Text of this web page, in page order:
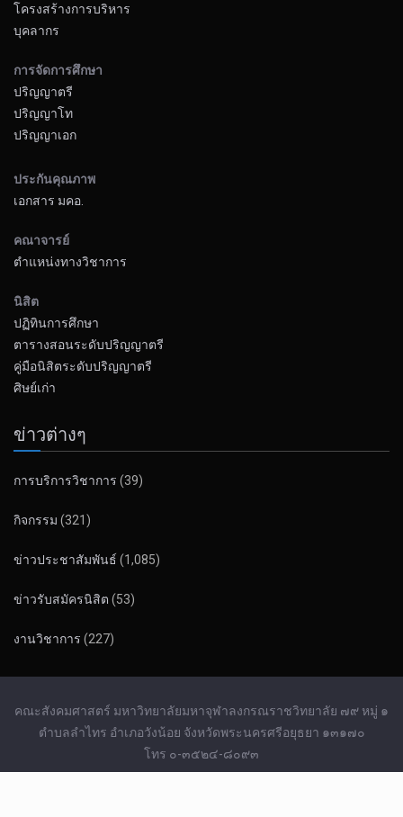
โครงสร้างการบริหาร
บุคลากร
การจัดการศึกษา
ปริญญาตรี
ปริญญาโท
ปริญญาเอก
ประกันคุณภาพ
เอกสาร มคอ.
คณาจารย์
ตำแหน่งทางวิชาการ
นิสิต
ปฏิทินการศึกษา
ตารางสอนระดับปริญญาตรี
คู่มือนิสิตระดับปริญญาตรี
ศิษย์เก่า
ข่าวต่างๆ
การบริการวิชาการ (39)
กิจกรรม (321)
ข่าวประชาสัมพันธ์ (1,085)
ข่าวรับสมัครนิสิต (53)
งานวิชาการ (227)
คณะสังคมศาสตร์ มหาวิทยาลัยมหาจุฬาลงกรณราชวิทยาลัย ๗๙ หมู่ ๑
ตำบลลำไทร อำเภอวังน้อย จังหวัดพระนครศรีอยุธยา ๑๓๑๗๐
โทร ๐-๓๕๒๔-๘๐๙๓